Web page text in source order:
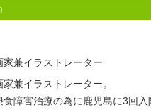
家兼イラストレーター
兼イラストレーター。
食障害治療の為に鹿児島に3回